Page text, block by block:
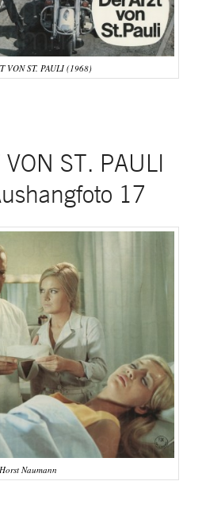
VON ST. PAULI (1968)
VON ST. PAULI
17
Horst Naumann